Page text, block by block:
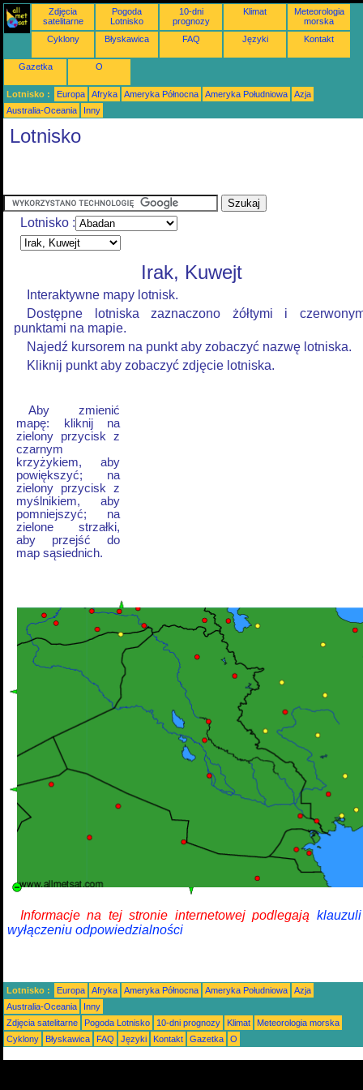
Zdjęcia
satelitarne
Pogoda
Lotnisko
10-dni
prognozy
Klimat
Meteorologia
morska
Cyklony
Błyskawica FAQ Języki Kontakt
Gazetka O
Lotnisko : Europa Afryka Ameryka Północna Ameryka Południowa
Azja
Australia-Oceania
Inny
Lotnisko
Lotnisko :
Irak, Kuwejt
Interaktywne mapy lotnisk.
Dostępne lotniska zaznaczono żółtymi i
punktami na mapie.
Najedź kursorem na punkt aby zobaczyć nazwę lotniska.
Kliknij punkt aby zobaczyć zdjęcie lotniska.
Aby zmienić
mapę: kliknij na
zielony przycisk z
czarnym
krzyżykiem, aby
powiększyć; na
zielony przycisk z
myślnikiem, aby
pomniejszyć; na
zielone strzałki,
aby przejść do
map sąsiednich.
Informacje na tej stronie internetowej podlegają
wyłączeniu odpowiedzialności
Lotnisko : Europa Afryka Ameryka Północna Ameryka Południowa
Azja
Australia-Oceania
Inny
Zdjęcia satelitarne
Pogoda Lotnisko 10-dni prognozy Klimat
Meteorologia morska
Cyklony
Błyskawica FAQ Języki Kontakt Gazetka O